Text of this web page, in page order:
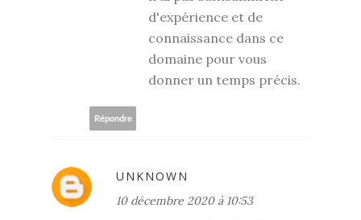
d'expérience et de
connaissance dans ce
domaine pour vous
donner un temps précis.
Répondre
UNKNOWN
10 décembre 2020 à 10:53